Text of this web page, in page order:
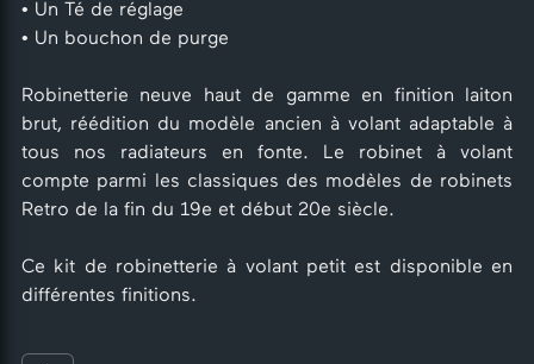
• Un Té de réglage
• Un bouchon de purge
Robinetterie neuve haut de gamme en finition laiton
brut, réédition du modèle ancien à volant adaptable à
tous nos radiateurs en fonte. Le robinet à volant
compte parmi les classiques des modèles de robinets
Retro de la fin du 19e et début 20e siècle.
Ce kit de robinetterie à volant petit est disponible en
différentes finitions.